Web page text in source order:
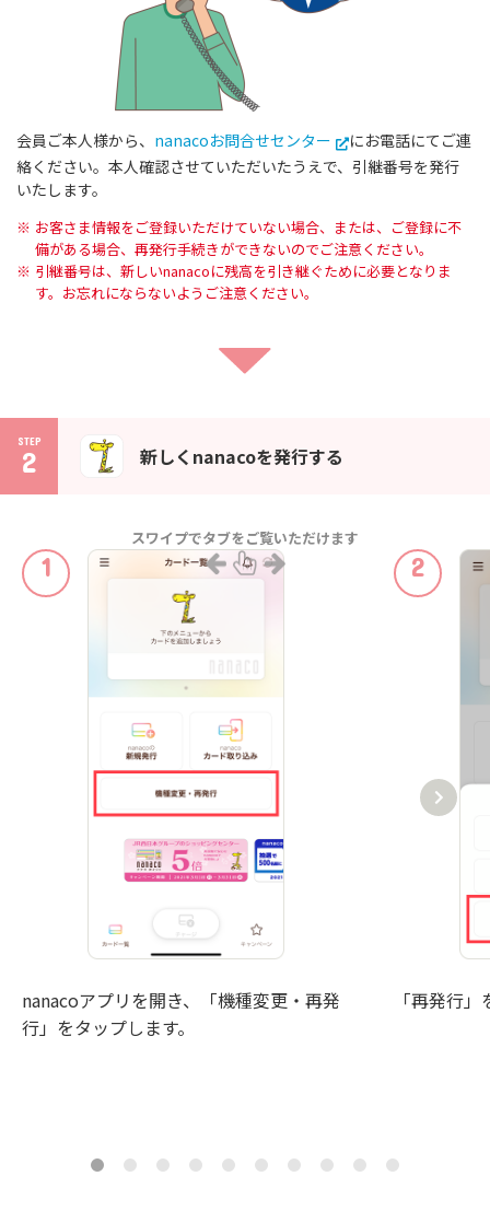
会員ご本人様から、 nanacoお問合せセンター
にお電話にてご連
絡ください。本人確認させていただいたうえで、引継番号を発行
いたします。
お客さま情報をご登録いただけていない場合、または、ご登録に不
備がある場合、再発行手続きができないのでご注意ください。
引継番号は、新しいnanacoに残高を引き継ぐために必要となりま
す。お忘れにならないようご注意ください。
STEP
2 新しくnanacoを発行する
スワイプでタブをご覧いただけます
1
nanacoアプリを開き、「機種変更・再発
行」をタップします。
2
「再発行